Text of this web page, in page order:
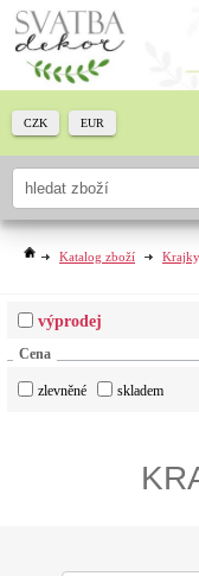
Katalog zboží
výprodej
Cena
zlevněné skladem
CZK EUR